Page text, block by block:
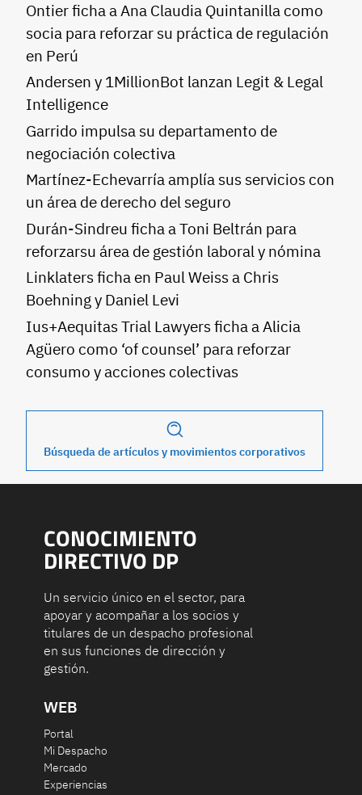
Ontier ficha a Ana Claudia Quintanilla como
socia para reforzar su práctica de regulación
en Perú
Andersen y 1MillionBot lanzan Legit & Legal
Intelligence
Garrido impulsa su departamento de
negociación colectiva
Martínez-Echevarría amplía sus servicios con
un área de derecho del seguro
Durán-Sindreu ficha a Toni Beltrán para
reforzarsu área de gestión laboral y nómina
Linklaters ficha en Paul Weiss a Chris
Boehning y Daniel Levi
Ius+Aequitas Trial Lawyers ficha a Alicia
Agüero como ‘of counsel’ para reforzar
consumo y acciones colectivas
Búsqueda de artículos y movimientos corporativos
CONOCIMIENTO
DIRECTIVO DP
Un servicio único en el sector, para
apoyar y acompañar a los socios y
titulares de un despacho profesional
en sus funciones de dirección y
gestión.
WEB
Portal
Mi Despacho
Mercado
Experiencias